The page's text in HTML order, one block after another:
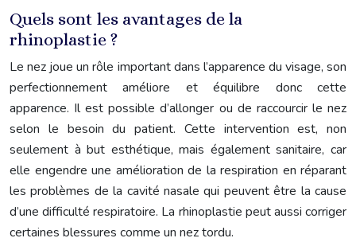
Quels sont les avantages de la
rhinoplastie ?
Le nez joue un rôle important dans l’apparence du visage, son
perfectionnement améliore et équilibre donc cette
apparence. Il est possible d’allonger ou de raccourcir le nez
selon le besoin du patient. Cette intervention est, non
seulement à but esthétique, mais également sanitaire, car
elle engendre une amélioration de la respiration en réparant
les problèmes de la cavité nasale qui peuvent être la cause
d’une difficulté respiratoire. La rhinoplastie peut aussi corriger
certaines blessures comme un nez tordu.